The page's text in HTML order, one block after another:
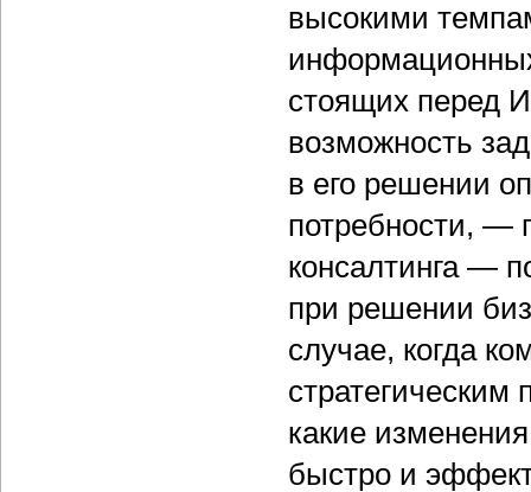
высокими
стоящих перед
возможность
в его решении
потребности, —
консалтинга —
при решении
случае, когда
стратегическим
какие
быстро и